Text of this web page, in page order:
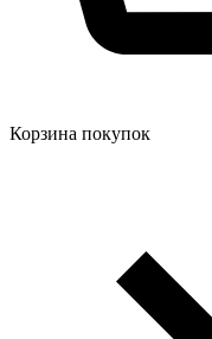
Корзина покупок